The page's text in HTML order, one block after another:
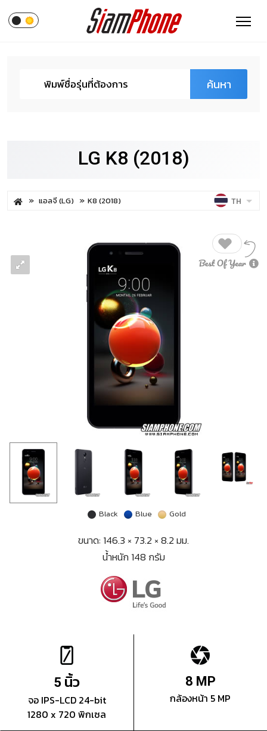
ค้นหา
LG K8 (2018)
แอลจี (LG) K8 (2018) TH
Black Blue Gold
ขนาด: 146.3 × 73.2 × 8.2 มม.
น้ำหนัก 148 กรัม
5 นิ้ว
จอ IPS-LCD 24-bit
1280 x 720 พิกเซล
8 MP
กล้องหน้า 5 MP